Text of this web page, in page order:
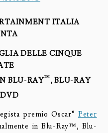
ITALIA
DELLE CINQUE
BLU-RAY™, BLU-RAY
premio Oscar® Peter
in Blu-Ray™, Blu-